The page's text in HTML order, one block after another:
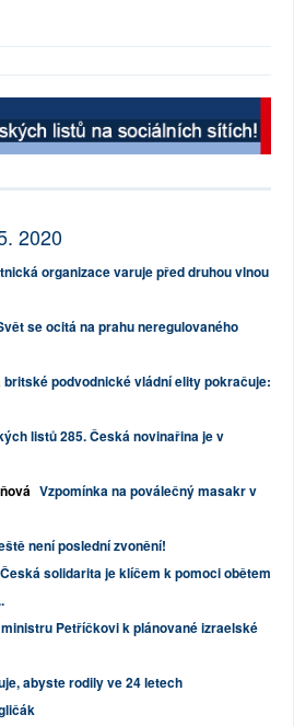
2020
organizace varuje před druhou vlnou
se ocitá na prahu neregulovaného
britské podvodnické vládní elity pokračuje:
listů 285. Česká novinařina je v
Vzpomínka na poválečný masakr v
není poslední zvonění!
Česká solidarita je klíčem k pomoci obětem
Petříčkovi k plánované izraelské
abyste rodily ve 24 letech